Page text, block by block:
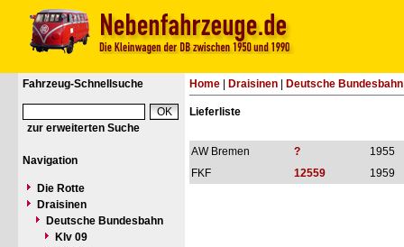
Fahrzeug-Schnellsuche
zur erweiterten Suche
Navigation
Die Rotte
Draisinen
Deutsche Bundesbahn
Klv 09
Home Draisinen Deutsche Bundesbahn
Lieferliste
AW Bremen ?
1955
FKF
12559 1959